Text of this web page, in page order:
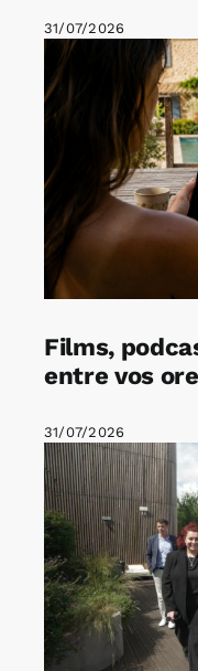
31/07/2026
Films,
entre vos
31/07/2026